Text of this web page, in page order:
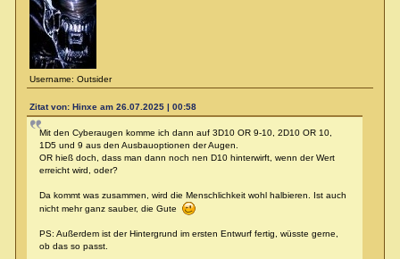
Username: Outsider
Zitat von: Hinxe am 26.07.2025 | 00:58
Mit den Cyberaugen komme ich dann auf 3D10 OR 9-10, 2D10 OR 10,
1D5 und 9 aus den Ausbauoptionen der Augen.
OR hieß doch, dass man dann noch nen D10 hinterwirft, wenn der Wert
erreicht wird, oder?
Da kommt was zusammen, wird die Menschlichkeit wohl halbieren. Ist auch
nicht mehr ganz sauber, die Gute
PS: Außerdem ist der Hintergrund im ersten Entwurf fertig, wüsste gerne,
ob das so passt.